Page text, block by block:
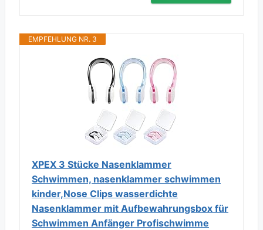
EMPFEHLUNG NR. 3
XPEX 3 Stücke Nasenklammer
Schwimmen, nasenklammer schwimmen
kinder,Nose Clips wasserdichte
Nasenklammer mit Aufbewahrungsbox für
Schwimmen Anfänger Profischwimme